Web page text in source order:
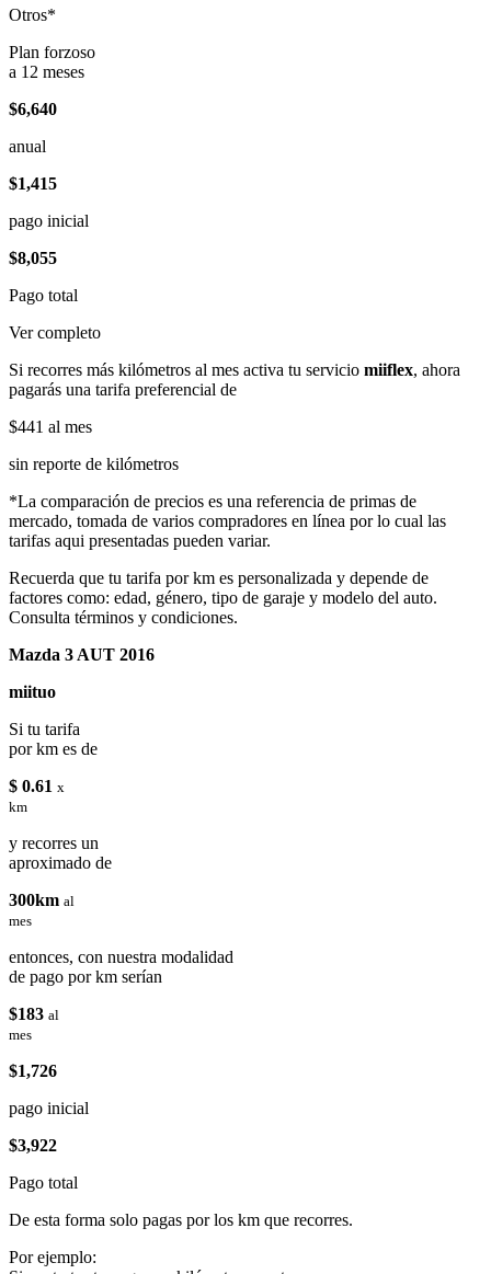
Otros*
Plan forzoso
a 12 meses
$6,640
anual
$1,415
pago inicial
$8,055
Pago total
Ver completo
Si recorres más kilómetros al mes activa tu servicio miiflex, ahora
pagarás una tarifa preferencial de
$441 al mes
sin reporte de kilómetros
*La comparación de precios es una referencia de primas de
mercado, tomada de varios compradores en línea por lo cual las
tarifas aqui presentadas pueden variar.
Recuerda que tu tarifa por km es personalizada y depende de
factores como: edad, género, tipo de garaje y modelo del auto.
Consulta términos y condiciones.
Mazda 3 AUT 2016
miituo
Si tu tarifa
por km es de
$ 0.61 x
km
y recorres un
aproximado de
300km al
mes
entonces, con nuestra modalidad
de pago por km serían
$183 al
mes
$1,726
pago inicial
$3,922
Pago total
De esta forma solo pagas por los km que recorres.
Por ejemplo: